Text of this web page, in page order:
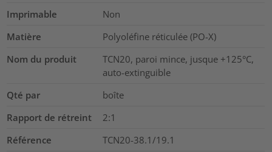
Imprimable
Non
Matière
Polyoléfine réticulée (PO-X)
Nom du produit
TCN20, paroi mince, jusque +125°C,
auto-extinguible
Qté par
boîte
Rapport de rétreint
2:1
Référence
TCN20-38.1/19.1